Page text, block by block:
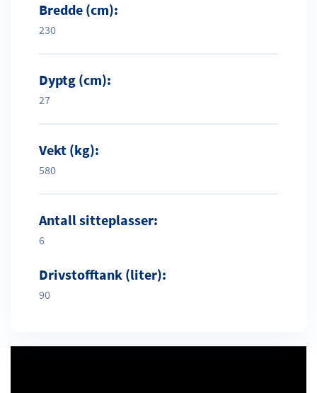
Bredde (cm):
230
Dyptg (cm):
27
Vekt (kg):
580
Antall sitteplasser:
6
Drivstofftank (liter):
90